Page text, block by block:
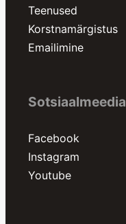
Teenused
Korstnamärgistus
Emailimine
Sotsiaalmeedia
Facebook
Instagram
Youtube